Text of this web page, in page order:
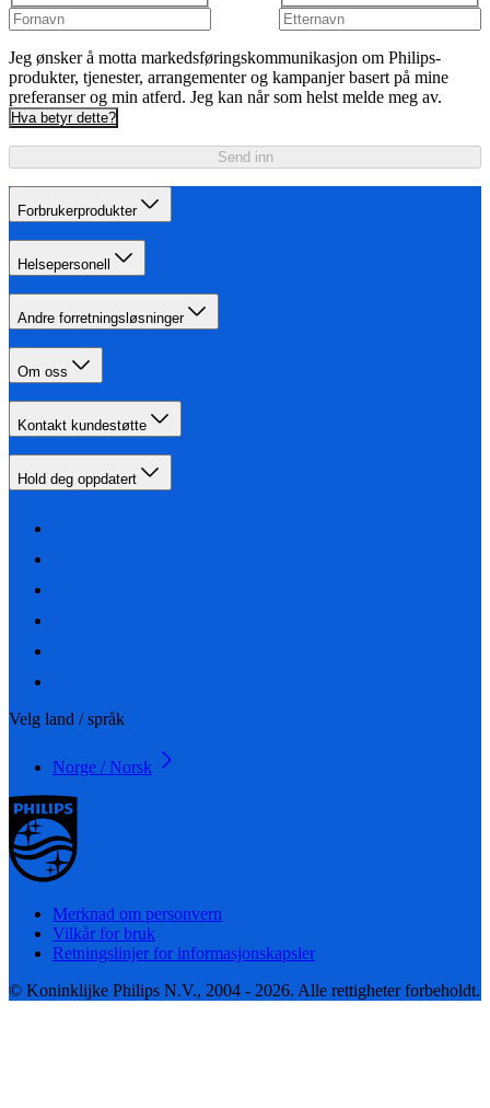
Jeg ønsker å motta markedsføringskommunikasjon om Philips-
produkter, tjenester, arrangementer og kampanjer basert på mine
preferanser og min atferd. Jeg kan når som helst melde meg av.
Hva betyr dette?
Send inn
Forbrukerprodukter
Helsepersonell
Andre forretningsløsninger
Om oss
Kontakt kundestøtte
Hold deg oppdatert
Velg land / språk
Norge / Norsk
Merknad om personvern
Vilkår for bruk
Retningslinjer for informasjonskapsler
© Koninklijke Philips N.V., 2004 - 2026. Alle rettigheter forbeholdt.